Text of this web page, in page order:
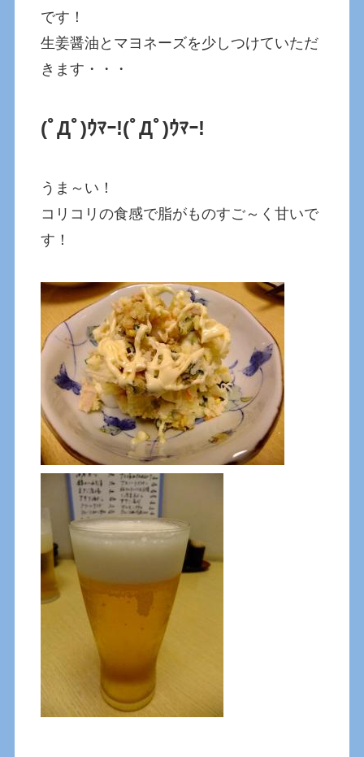
です！
生姜醤油とマヨネーズを少しつけていただ
きます・・・
(ﾟДﾟ)ｳﾏｰ!(ﾟДﾟ)ｳﾏｰ!
うま～い！
コリコリの食感で脂がものすご～く甘いで
す！